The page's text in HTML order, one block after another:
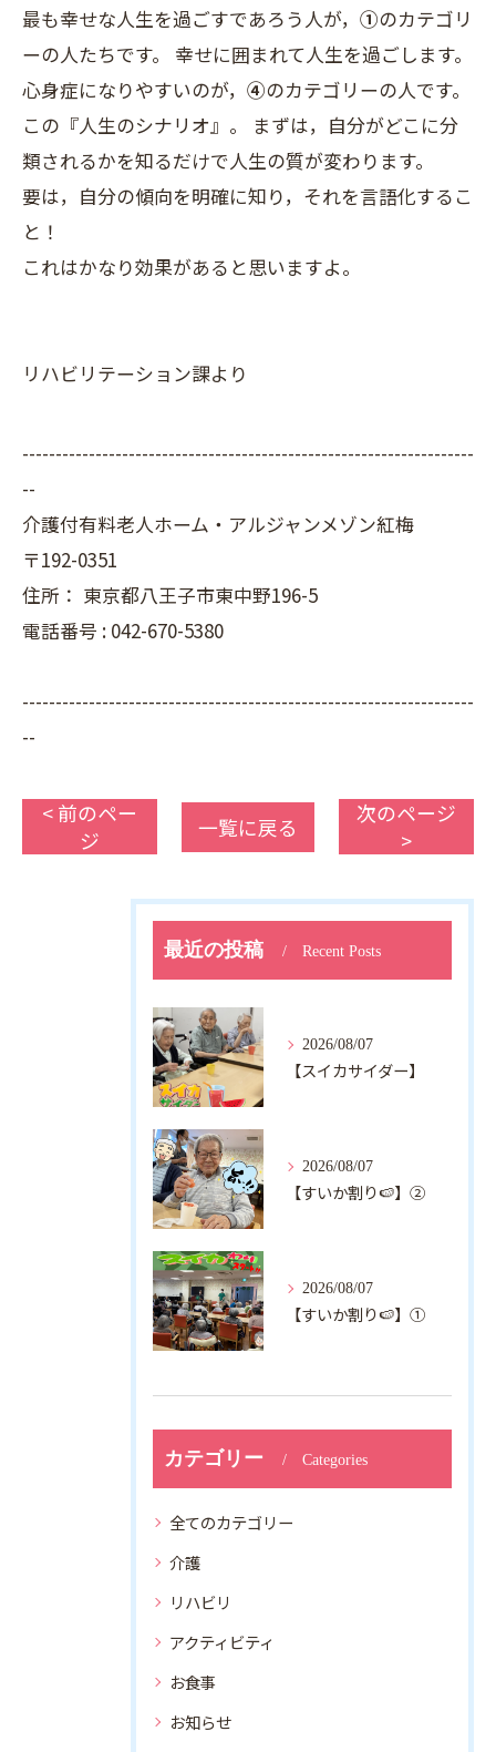
最も幸せな人生を過ごすであろう人が， ①のカテゴリ
ーの人たちです。 幸せに囲まれて人生を過ごします。
心身症になりやすいのが， ④のカテゴリーの人です。
この『人生のシナリオ』。 まずは，自分がどこに分
類されるかを知るだけで人生の質が変わります。
要は，自分の傾向を明確に知り，それを言語化するこ
と！
これはかなり効果があると思いますよ。
リハビリテーション課より
--------------------------------------------------------------------
--
介護付有料老人ホーム・アルジャンメゾン紅梅
〒192-0351
住所： 東京都八王子市東中野196-5
電話番号 : 042-670-5380
--------------------------------------------------------------------
--
< 前のペー
ジ
一覧に戻る
次のページ
>
カテゴリー Categories
全てのカテゴリー
介護
リハビリ
アクティビティ
お食事
お知らせ
最近の投稿 Recent Posts
2026/08/07
【スイカサイダー】
2026/08/07
【すいか割り🍉】②
2026/08/07
【すいか割り🍉】①